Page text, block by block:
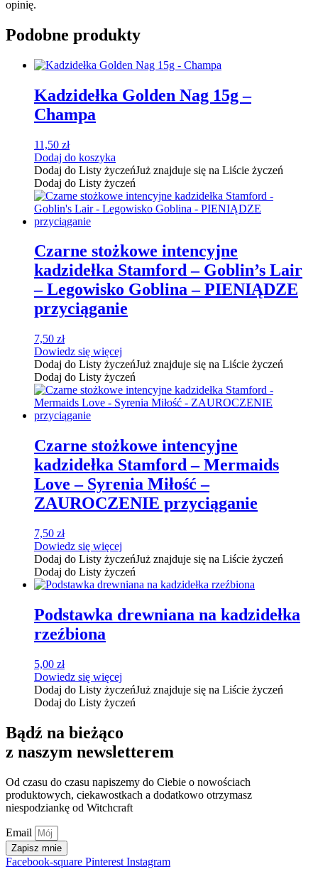
opinię.
Podobne produkty
Kadzidełka Golden Nag 15g –
Champa
11,50 zł
Dodaj do koszyka
Dodaj do Listy życzeńJuż znajduje się na Liście życzeń
Dodaj do Listy życzeń
Czarne stożkowe intencyjne
kadzidełka Stamford – Goblin’s Lair
– Legowisko Goblina – PIENIĄDZE
przyciąganie
7,50 zł
Dowiedz się więcej
Dodaj do Listy życzeńJuż znajduje się na Liście życzeń
Dodaj do Listy życzeń
Czarne stożkowe intencyjne
kadzidełka Stamford – Mermaids
Love – Syrenia Miłość –
ZAUROCZENIE przyciąganie
7,50 zł
Dowiedz się więcej
Dodaj do Listy życzeńJuż znajduje się na Liście życzeń
Dodaj do Listy życzeń
Podstawka drewniana na kadzidełka
rzeźbiona
5,00 zł
Dowiedz się więcej
Dodaj do Listy życzeńJuż znajduje się na Liście życzeń
Dodaj do Listy życzeń
Bądź na bieżąco
z naszym newsletterem
Od czasu do czasu napiszemy do Ciebie o nowościach
produktowych, ciekawostkach a dodatkowo otrzymasz
niespodziankę od Witchcraft
Email
Zapisz mnie
Facebook-square Pinterest Instagram